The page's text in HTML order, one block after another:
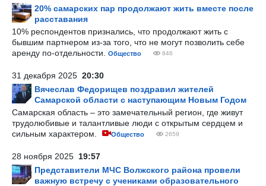
20% самарских пар продолжают жить вместе после
расставания
10% респондентов признались, что продолжают жить с
бывшим партнером из-за того, что не могут позволить себе
аренду по-отдельности.
Общество 846
31 декабря 2025 20:30
Вячеслав Федорищев поздравил жителей
Самарской области с наступающим Новым Годом
Самарская область – это замечательный регион, где живут
трудолюбивые и талантливые люди с открытым сердцем и
сильным характером.
Общество 2659
28 ноября 2025 19:57
Представители МЧС Волжского района провели
важную встречу с учениками образовательного